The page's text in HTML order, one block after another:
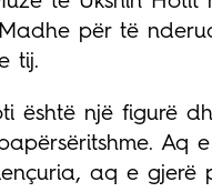
për të
tij.
është një figurë
Aq
aq e gjerë